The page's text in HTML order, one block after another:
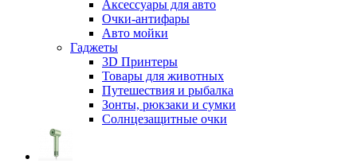
Аксессуары для авто
Очки-антифары
Авто мойки
Гаджеты
3D Принтеры
Товары для животных
Путешествия и рыбалка
Зонты, рюкзаки и сумки
Солнцезащитные очки